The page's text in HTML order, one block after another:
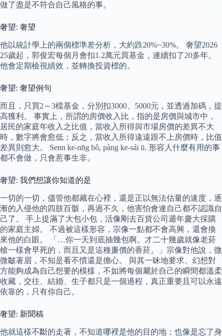
做了盡是不符合自己風格的事。
奢望: 奢望
他以統計學上的兩個標準差分析，大約跌20%~30%。 奢望2026
25歲起，郭俊宏每個月會扣1.2萬元買基金，連續扣了20多年。
他會定期檢視績效，並轉換投資標的。
奢望: 奢望例句
而且，只買2～3檔基金，分別扣3000、5000元，並透過加碼，提
高獲利。 事實上，所謂的房價收入比，指的是房價與城市中，
居民的家庭年收入之比值，當收入所得與市場房價的差異不大
時，數字將會愈低；反之，當收入所得遠遠跟不上房價時，比值
差異則愈大。 Senn ke-nn̄g bô, pàng ke-sái ū. 形容人什麼有用的事
都不會做，只會惹事生非。
奢望: 我們想讓你知道的是
一切的一切，儘管他都藏在心裡，還是正以無法估量的速度，逐
漸的入侵他的四肢百骸，再過不久，他害怕會連自己都不認識自
己了。 手上提滿了大包小包，活像剛去百貨公司週年慶大採購
的家庭主婦。 不過被這樣形容，宗像一點都不會高興，還會換
來他的白眼。 「…你一天到底抽幾包啊。才二十幾歲就像老菸
槍一樣會早死的，而且又是這種廉價的香菸。」宗像對他說，微
微皺著眉，不知是看不慣還是擔心。 與其一昧地要求、幻想對
方能夠成為自己想要的模樣，不如將每個屬於自己的瞬間都溫柔
收藏，交往、結婚、生子都只是一個過程，真正重要且可以永遠
依靠的，只有你自己。
奢望: 新聞稿
他就這樣不斷的走著，不知道哪裡是他的目的地；也像是忘了身